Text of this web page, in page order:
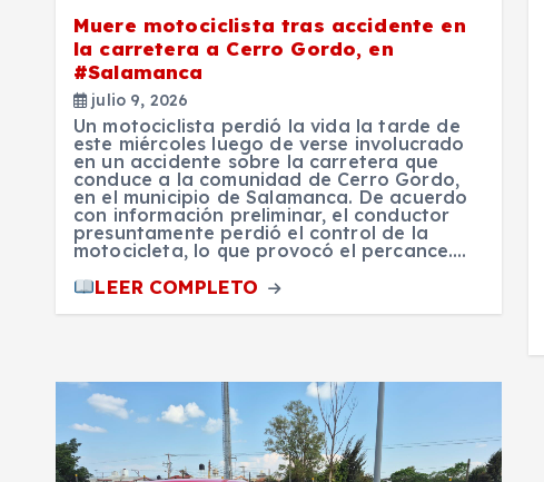
Muere motociclista tras accidente en
la carretera a Cerro Gordo, en
#Salamanca
julio 9, 2026
Un motociclista perdió la vida la tarde de
este miércoles luego de verse involucrado
en un accidente sobre la carretera que
conduce a la comunidad de Cerro Gordo,
en el municipio de Salamanca. De acuerdo
con información preliminar, el conductor
presuntamente perdió el control de la
motocicleta, lo que provocó el percance.…
LEER COMPLETO